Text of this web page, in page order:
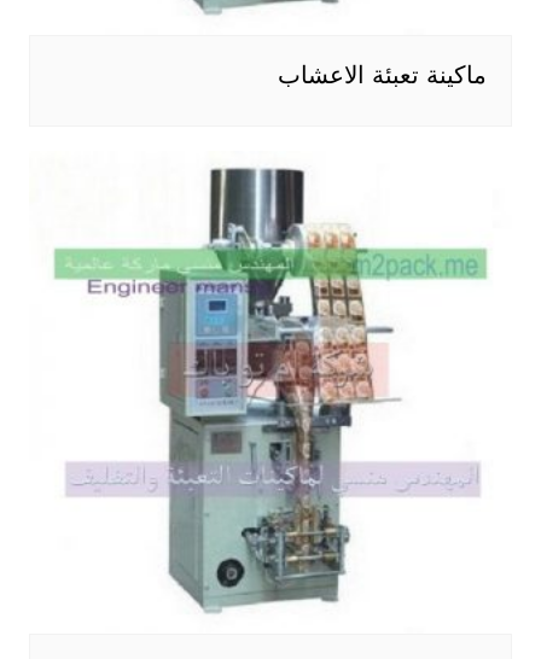
ماكينة تعبئة الاعشاب